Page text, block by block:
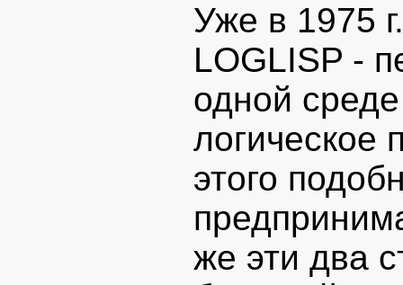
Уже в 1975
LOGLISP -
одной
логическое
этого
же эти два